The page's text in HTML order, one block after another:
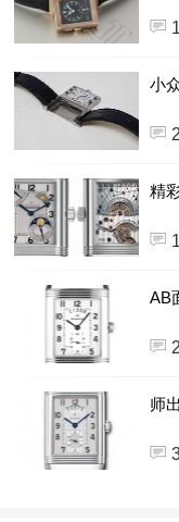
1
小
精
1
AB
2
师